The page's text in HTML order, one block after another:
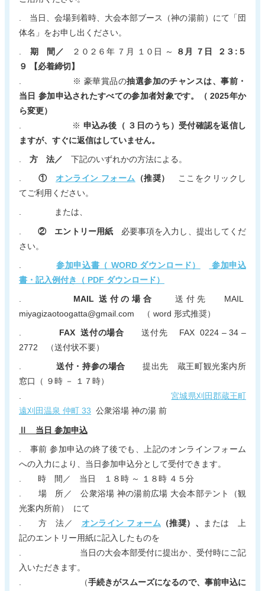
. 当日、会場到着時、大会本部ブース（神の湯前）にて「団
体名」をお申し出ください。
期 間／ ２０２６年 ７月 １０日 ～
８月 ７日 ２３:５
９ 【必着締切】
. ※ 豪華賞品の抽選参加のチャンスは、事前・
当日 参加申込されたすべての参加者対象です。（ 2025年か
ら変更）
. ※ 申込み後（ ３日のうち）受付確認を返信し
ますが、すぐに返信はしていません。
方 法／ 下記のいずれかの方法による。
.①オンライン フォーム （推奨）
ここをクリックし
てご利用ください。
. または、
.② エントリー用紙必要事項を入力し、提出してくだ
さい。
.参加申込書（ WORD ダウンロード）
参加申込
書・記入例付き（ PDF ダウンロード）
MAIL 送付の場合
送付先 MAIL
miyagizaotoogatta@gmail.com （ word 形式推奨）
FAX 送付の場合
送付先 FAX 0224 – 34 –
2772 （送付状不要）
.送付・持参の場合 提出先 蔵王町観光案内所
窓口（ ９時 － １７時）
.宮城県刈田郡蔵王町
遠刈田温泉 仲町 33 公衆浴場 神の湯 前
Ⅱ 当日 参加申込
. 事前 参加申込の終了後でも、上記のオンラインフォーム
への入力により、当日参加申込分として受付できます。
. 時 間／ 当日 １８時 ～ １８時 ４５分
. 場 所／ 公衆浴場 神の湯前広場 大会本部テント（観
光案内所前） にて
. 方 法／ オンライン フォーム （推奨）、
または 上
記のエントリー用紙に記入したものを
. 当日の大会本部受付に提出か、受付時にご記
入いただきます。
. （手続きがスムーズになるので、事前申込に